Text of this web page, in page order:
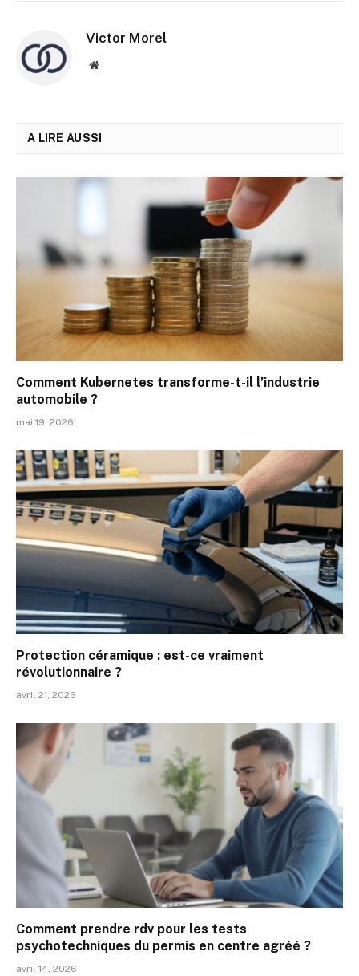
Victor Morel
Site
A LIRE AUSSI
Comment Kubernetes transforme-t-il l’industrie
automobile ?
mai 19, 2026
Protection céramique : est-ce vraiment
révolutionnaire ?
avril 21, 2026
Comment prendre rdv pour les tests
psychotechniques du permis en centre agréé ?
avril 14, 2026